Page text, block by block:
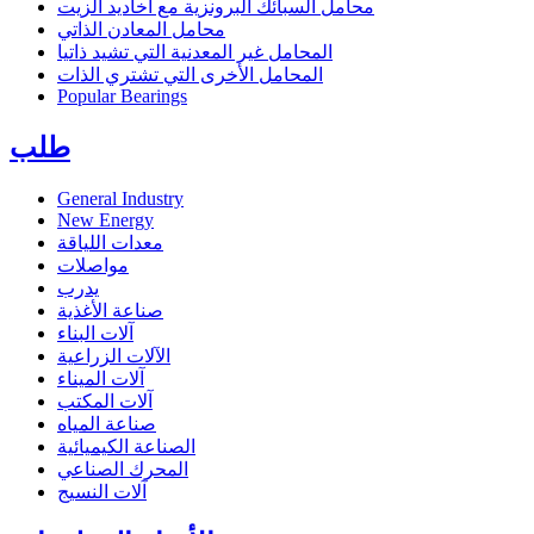
محامل السبائك البرونزية مع أخاديد الزيت
محامل المعادن الذاتي
المحامل غير المعدنية التي تشيد ذاتيا
المحامل الأخرى التي تشتري الذات
Popular Bearings
طلب
General Industry
New Energy
معدات اللياقة
مواصلات
يدرب
صناعة الأغذية
آلات البناء
الآلات الزراعية
آلات الميناء
آلات المكتب
صناعة المياه
الصناعة الكيميائية
المحرك الصناعي
آلات النسيج